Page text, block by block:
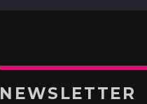
NEWSLETTER